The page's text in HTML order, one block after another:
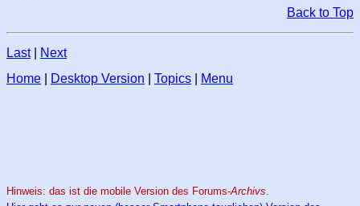
Back to Top
Last|
Next
Home
Desktop Version Topics Menu
Hinweis: das ist die mobile Version des Forums-Archivs